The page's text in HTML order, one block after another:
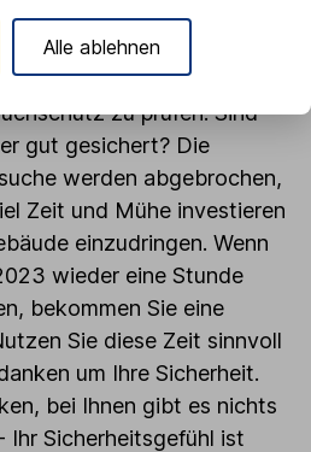
Zeit macht die Initiative K-
die eigenen vier
zu prüfen. Sind
gut gesichert? Die
werden abgebrochen,
Zeit und Mühe investieren
einzudringen. Wenn
wieder eine Stunde
bekommen Sie eine
Sie diese Zeit sinnvoll
um Ihre Sicherheit.
bei Ihnen gibt es nichts
Sicherheitsgefühl ist
Alle ablehnen